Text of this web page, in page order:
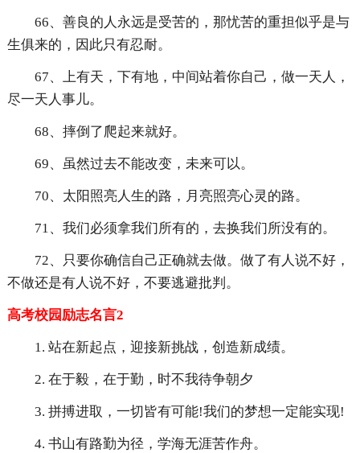
66、善良的人永远是受苦的，那忧苦的重担似乎是与
生俱来的，因此只有忍耐。
67、上有天，下有地，中间站着你自己，做一天人，
尽一天人事儿。
68、摔倒了爬起来就好。
69、虽然过去不能改变，未来可以。
70、太阳照亮人生的路，月亮照亮心灵的路。
71、我们必须拿我们所有的，去换我们所没有的。
72、只要你确信自己正确就去做。做了有人说不好，
不做还是有人说不好，不要逃避批判。
高考校园励志名言2
1. 站在新起点，迎接新挑战，创造新成绩。
2. 在于毅，在于勤，时不我待争朝夕
3. 拼搏进取，一切皆有可能!我们的梦想一定能实现!
4. 书山有路勤为径，学海无涯苦作舟。